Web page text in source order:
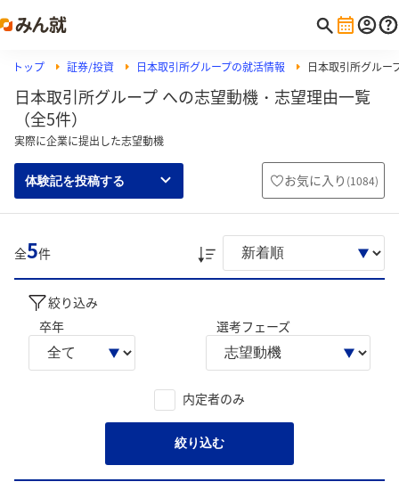
トップ 証券/投資 日本取引所グループの就活情報 日本取引所グルー
日本取引所グループ への志望動機・志望理由一覧
（全5件）
実際に企業に提出した志望動機
体験記を投稿する お気に入り (1084)
全5件
絞り込み
卒年
選考フェーズ
内定者のみ
絞り込む